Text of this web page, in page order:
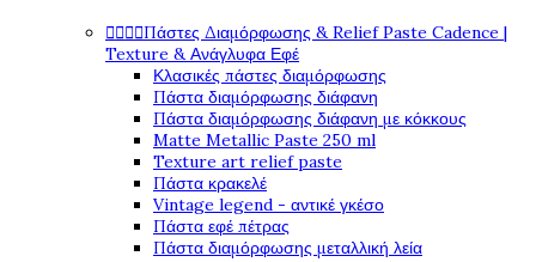
Πάστες Διαμόρφωσης & Relief Paste Cadence |
Texture & Ανάγλυφα Εφέ
Κλασικές πάστες διαμόρφωσης
Πάστα διαμόρφωσης διάφανη
Πάστα διαμόρφωσης διάφανη με κόκκους
Matte Metallic Paste 250 ml
Texture art relief paste
Πάστα κρακελέ
Vintage legend - αντικέ γκέσο
Πάστα εφέ πέτρας
Πάστα διαμόρφωσης μεταλλική λεία